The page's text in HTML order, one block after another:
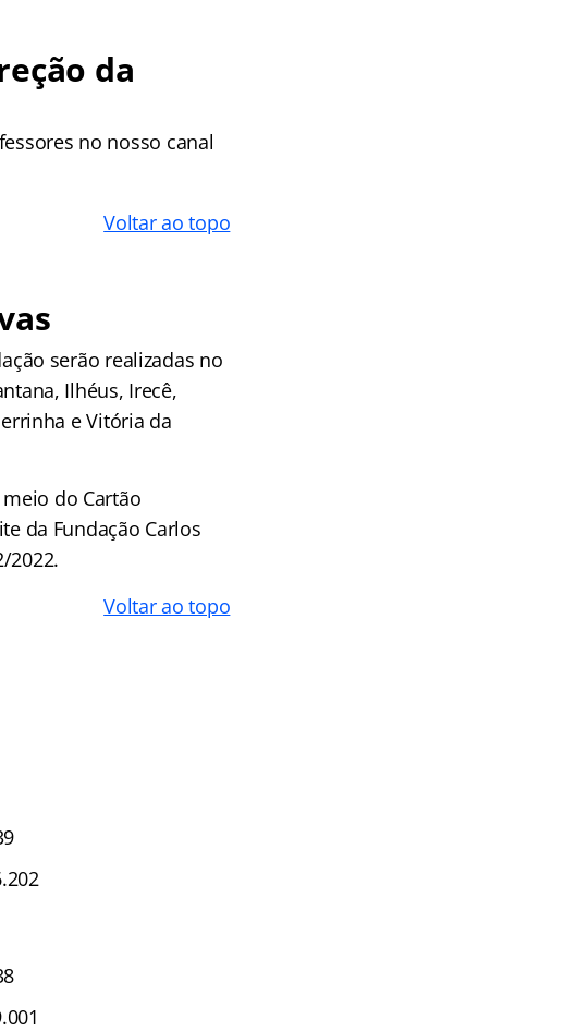
da
no nosso canal
Voltar ao topo
serão realizadas no
Ilhéus, Irecê,
e Vitória da
do Cartão
da Fundação Carlos
2022.
Voltar ao topo